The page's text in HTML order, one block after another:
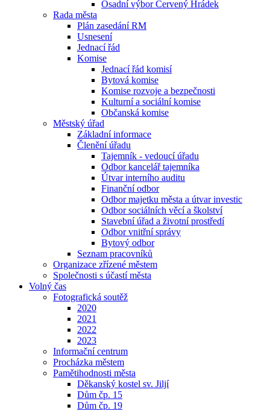
Osadní výbor Červený Hrádek
Rada města
Plán zasedání RM
Usnesení
Jednací řád
Komise
Jednací řád komisí
Bytová komise
Komise rozvoje a bezpečnosti
Kulturní a sociální komise
Občanská komise
Městský úřad
Základní informace
Členění úřadu
Tajemník - vedoucí úřadu
Odbor kancelář tajemníka
Útvar interního auditu
Finanční odbor
Odbor majetku města a útvar investic
Odbor sociálních věcí a školství
Stavební úřad a životní prostředí
Odbor vnitřní správy
Bytový odbor
Seznam pracovníků
Organizace zřízené městem
Společnosti s účastí města
Volný čas
Fotografická soutěž
2020
2021
2022
2023
Informační centrum
Procházka městem
Pamětihodnosti města
Děkanský kostel sv. Jiljí
Dům čp. 15
Dům čp. 19